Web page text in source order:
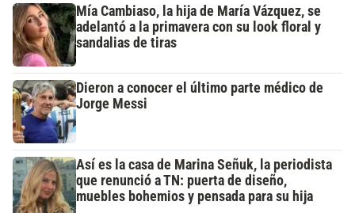
Mía Cambiaso, la hija de María Vázquez, se
adelantó a la primavera con su look floral y
sandalias de tiras
Dieron a conocer el último parte médico de
Jorge Messi
Así es la casa de Marina Señuk, la periodista
que renunció a TN: puerta de diseño,
muebles bohemios y pensada para su hija